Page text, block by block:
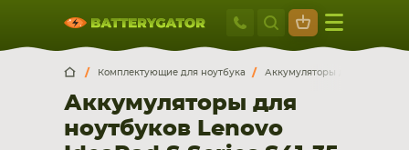
Москва
+7 495 414
Москва Санкт-Петербург
г. Москва, ул. Ткацкая, 5с3 (м. Семеновская)
5 мин. ходьбы от ст.м. “Семеновская”
+7 495 414 28 59
смартфона, планшета
Комплектующие для ноутбука Аккумуляторы для ноутбуков
Аккумуляторы для
ноутбуков Lenovo